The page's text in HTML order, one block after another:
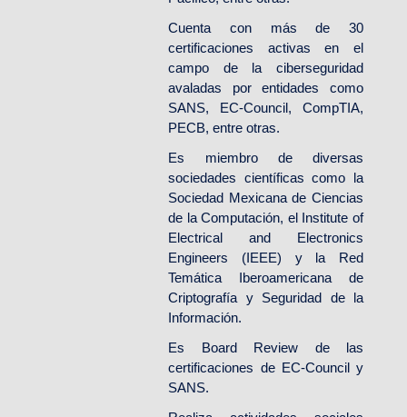
Cuenta con más de 30
certificaciones activas en el
campo de la ciberseguridad
avaladas por entidades como
SANS, EC-Council, CompTIA,
PECB, entre otras.
Es miembro de diversas
sociedades científicas como la
Sociedad Mexicana de Ciencias
de la Computación, el Institute of
Electrical and Electronics
Engineers (IEEE) y la Red
Temática Iberoamericana de
Criptografía y Seguridad de la
Información.
Es Board Review de las
certificaciones de EC-Council y
SANS.